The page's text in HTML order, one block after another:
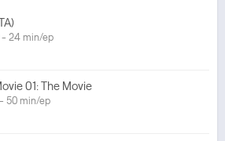
- 24 min/ep
01: The Movie
50 min/ep